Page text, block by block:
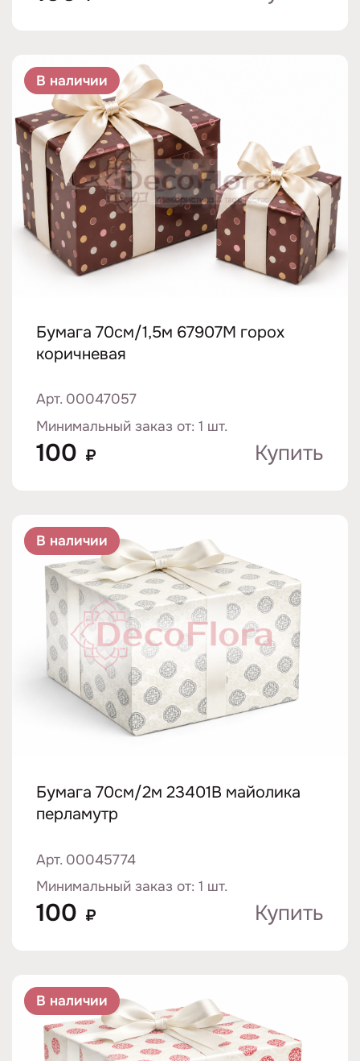
В наличии
Бумага 70см/1,5м 67907M горох
коричневая
Арт. 00047057
Минимальный заказ от: 1 шт.
100 ₽ Купить
В наличии
Бумага 70см/2м 23401B майолика
перламутр
Арт. 00045774
Минимальный заказ от: 1 шт.
100 ₽ Купить
В наличии